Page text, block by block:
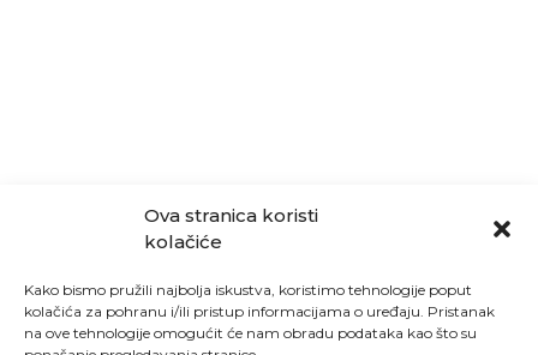
Ova stranica koristi
kolačiće
Kako bismo pružili najbolja iskustva, koristimo tehnologije poput
kolačića za pohranu i/ili pristup informacijama o uređaju. Pristanak
na ove tehnologije omogućit će nam obradu podataka kao što su